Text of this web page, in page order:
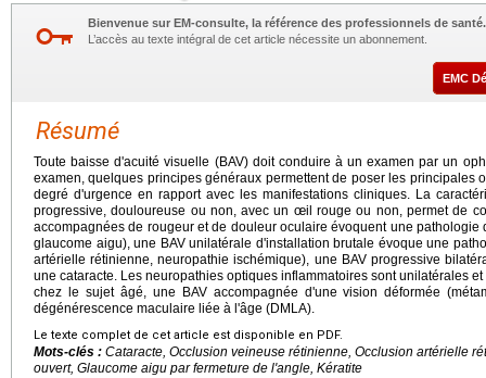
Bienvenue sur EM-consulte, la référence des professionnels de santé.
L’accès au texte intégral de cet article nécessite un abonnement.
EMC
Résumé
Toute baisse d'acuité visuelle (BAV) doit conduire à un examen par un
examen, quelques principes généraux permettent de poser les principales
degré d'urgence en rapport avec les manifestations cliniques. La
progressive, douloureuse ou non, avec un œil rouge ou non, permet de
accompagnées de rougeur et de douleur oculaire évoquent une pathologie
glaucome aigu), une BAV unilatérale d'installation brutale évoque une
artérielle rétinienne, neuropathie ischémique), une BAV progressive
une cataracte. Les neuropathies optiques inflammatoires sont unilatérales
chez le sujet âgé, une BAV accompagnée d'une vision déformée
dégénérescence maculaire liée à l'âge (DMLA).
Le texte complet de cet article est disponible en PDF.
Mots-clés : Cataracte, Occlusion veineuse rétinienne, Occlusion artérielle
ouvert, Glaucome aigu par fermeture de l'angle, Kératite